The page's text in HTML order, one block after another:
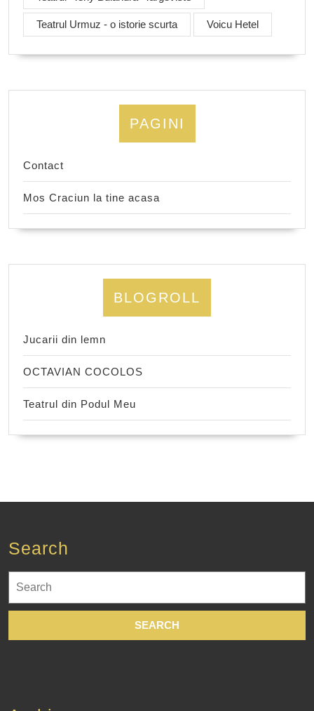
Teatrul Urmuz - o istorie scurta Voicu Hetel
PAGINI
Contact
Mos Craciun la tine acasa
BLOGROLL
Jucarii din lemn
OCTAVIAN COCOLOS
Teatrul din Podul Meu
Search
for: